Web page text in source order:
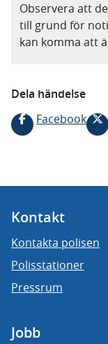
Observera att
till grund för
kan komma att
Dela händelse
Facebook
Kontakt
Kontakta polisen
Polisstationer
Pressrum
Jobb